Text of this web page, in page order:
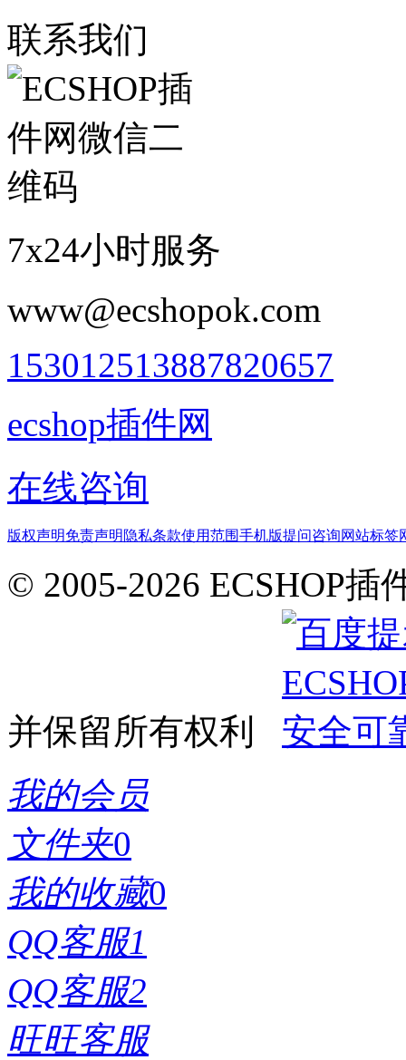
联系我们
7x24小时服务
www@ecshopok.com
153012513887820657
ecshop插件网
在线咨询
版权声明免责声明 隐私条款使用范围手机版提问咨询网站标签
© 2005-2026 ECSHOP插
并保留所有权利
我的会员
文件夹0
我的收藏0
QQ客服1
QQ客服2
旺旺客服